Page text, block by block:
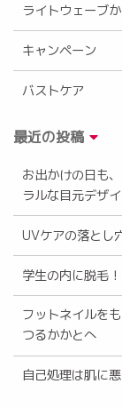
ライトウェーブ
キャンペーン
バストケア
最近の投稿
お出かけの日も
ラルな目元デザ
UVケアの落とし
学生の内に脱毛
フットネイルを
つるかかとへ
自己処理は肌に